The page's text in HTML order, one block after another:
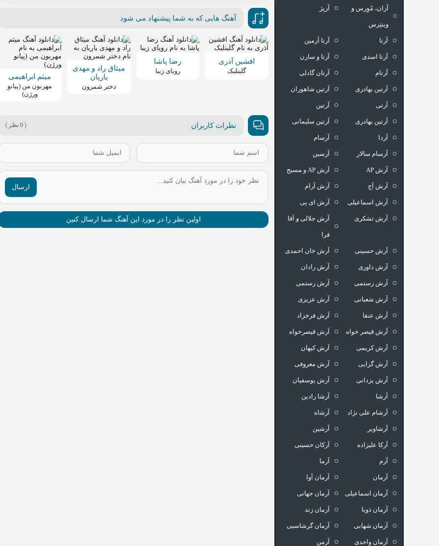
آهنگ هایی که به شما پیشنهاد می شود
افشین آذری
گلینلیک
رضا پاشا
رویای زیبا
میثاق راد و مهدی
یاریان
دختر شمرون
میثم ابراهیمی
مهربون من (پیانو
ورژن)
نظرات کاربران ( 0 نظر )
ارسال
اولین نظر را در مورد این آهنگ شما ارسال کنین
آران، مُوِرس و
وینتِرس
آرپژ
آرتا آرتا آرمین
آرتا اسدی آرتا و سارن
آرتام آرتان گادلی
آرتبن بهادری آرتين شاهوران
آرتی آرتین
آرتین بهادری آرتین سلیمانی
آردا آرسام
آرسام سالار آرسین
آرش AP آرش AP و مسیح
آرش آج آرش آرام
آرش اسماعیلی آرش ای پی
آرش تشکری آرش جلالی و آقا
فرا
آرش حسینی آرش خان احمدی
آرش داوری آرش رادان
آرش رستمى آرش رستمی
آرش شعبانی آرش عزیزی
آرش عنقا آرش فرخزاد
آرش قیصر خواه آرش قیصرخواه
آرش کریمی آرش کیهان
آرش گرایی آرش معروفی
آرش یزدانی آرش یوسفیان
آرشا آرشا رادین
آرشام علی نژاد آرشاه
آرشاویر آرشین
آرکا علیزاده آرکان حسینی
آرم آرما
آرمان آرمان آوا
آرمان اسماعیلی آرمان جهانی
آرمان ذویا آرمان زند
آرمان شهابی آرمان گرشاسبی
آرمان واحدی آرمن